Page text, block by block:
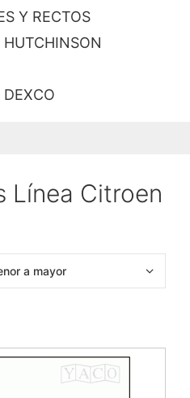
Línea Citroen
Y RECTOS
HUTCHINSON